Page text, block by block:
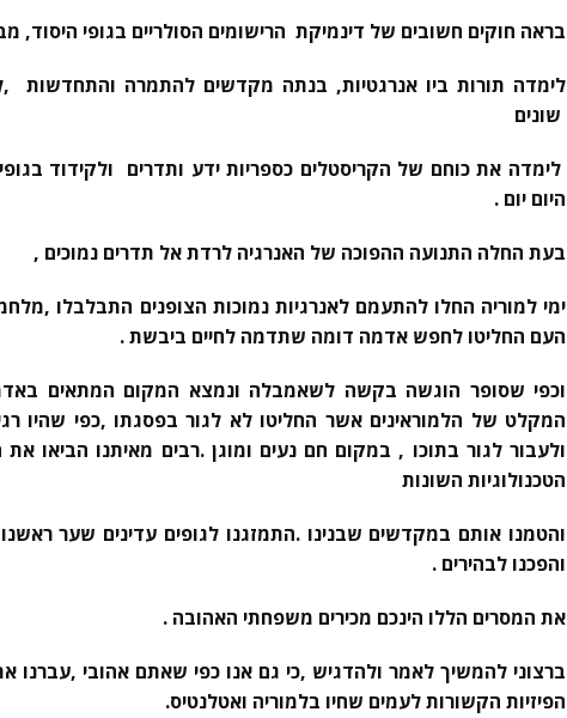
בראה חוקים חשובים של דינמיקת הרישומים הסולריים בגופי
לימדה תורות ביו אנרגטיות, בנתה מקדשים להתמרה והתחדשות
שונים
לימדה את כוחם של הקריסטלים כספריות ידע ותדרים ולקידוד
היום יום .
בעת החלה התנועה ההפוכה של האנרגיה לרדת אל תדרים נמוכים ,
ימי למוריה החלו להתעמם לאנרגיות נמוכות הצופנים התבלבלו
העם החליטו לחפש אדמה דומה שתדמה לחיים ביבשת .
וכפי שסופר הוגשה בקשה לשאמבלה ונמצא המקום המתאים
המקלט של הלמוראינים אשר החליטו לא לגור בפסגתו ,כפי שהיו
ולעבור לגור בתוכו , במקום חם נעים ומוגן .רבים מאיתנו הביאו
הטכנולוגיות השונות
והטמנו אותם במקדשים שבנינו .התמזגנו לגופים עדינים שער ראשנו
והפכנו לבהירים .
את המסרים הללו הינכם מכירים משפחתי האהובה .
ברצוני להמשיך לאמר ולהדגיש ,כי גם אנו כפי שאתם אהובי
הפיזיות הקשורות לעמים שחיו בלמוריה ואטלנטיס.